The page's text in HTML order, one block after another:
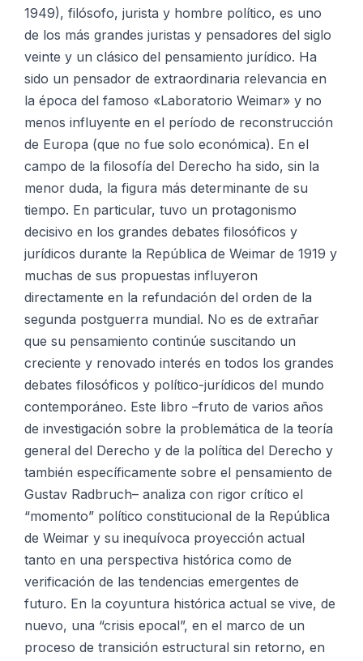
1949), filósofo, jurista y hombre político, es uno
de los más grandes juristas y pensadores del siglo
veinte y un clásico del pensamiento jurídico. Ha
sido un pensador de extraordinaria relevancia en
la época del famoso «Laboratorio Weimar» y no
menos influyente en el período de reconstrucción
de Europa (que no fue solo económica). En el
campo de la filosofía del Derecho ha sido, sin la
menor duda, la figura más determinante de su
tiempo. En particular, tuvo un protagonismo
decisivo en los grandes debates filosóficos y
jurídicos durante la República de Weimar de 1919 y
muchas de sus propuestas influyeron
directamente en la refundación del orden de la
segunda postguerra mundial. No es de extrañar
que su pensamiento continúe suscitando un
creciente y renovado interés en todos los grandes
debates filosóficos y político-jurídicos del mundo
contemporáneo. Este libro –fruto de varios años
de investigación sobre la problemática de la teoría
general del Derecho y de la política del Derecho y
también específicamente sobre el pensamiento de
Gustav Radbruch– analiza con rigor crítico el
“momento” político constitucional de la República
de Weimar y su inequívoca proyección actual
tanto en una perspectiva histórica como de
verificación de las tendencias emergentes de
futuro. En la coyuntura histórica actual se vive, de
nuevo, una “crisis epocal”, en el marco de un
proceso de transición estructural sin retorno, en